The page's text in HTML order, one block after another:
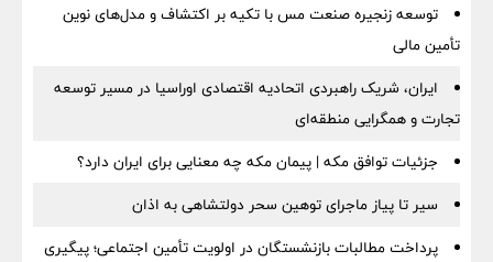
توسعه زنجیره صنعت مس با تکیه بر اکتشاف و مدل‌های نوین
تأمین مالی
ایران، شریک راهبردی اتحادیه اقتصادی اوراسیا در مسیر توسعه
تجارت و همگرایی منطقه‌ای
جزئیات توافق مکه | پیمان مکه چه معنایی برای ایران دارد؟
سیر تا پیاز ماجرای توهین سحر دولتشاهی به اذان
پرداخت مطالبات بازنشستگان در اولویت تأمین اجتماعی؛ پیگیری